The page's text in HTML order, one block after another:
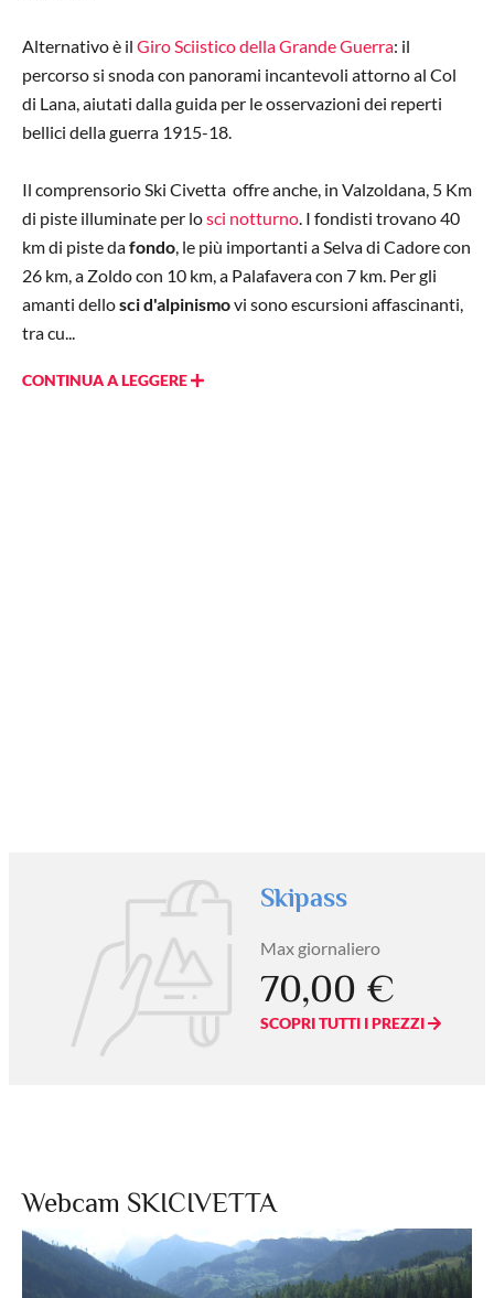
Alternativo è il Giro Sciistico della Grande Guerra: il
percorso si snoda con panorami incantevoli attorno al Col
di Lana, aiutati dalla guida per le osservazioni dei reperti
bellici della guerra 1915-18.
Il comprensorio Ski Civetta offre anche, in Valzoldana, 5 Km
di piste illuminate per losci notturno. I fondisti trovano 40
km di piste dafondo, le più importanti a Selva di Cadore con
26 km, a Zoldo con 10 km, a Palafavera con 7 km. Per gli
amanti dellosci d'alpinismovi sono escursioni affascinanti,
tra cu...
CONTINUA A LEGGERE
Skipass
Max giornaliero
70,00 €
SCOPRI TUTTI I PREZZI
Webcam SKICIVETTA